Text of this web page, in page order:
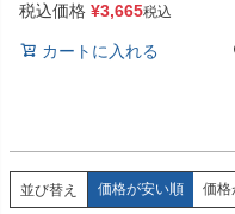
税込価格 ¥3,665税込
カートに入れる
並び替え 価格が安い順 価格